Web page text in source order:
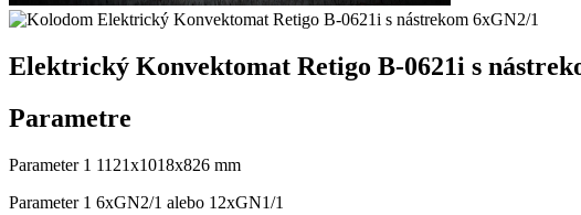
Elektrický Konvektomat Retigo B-0621i s
Parametre
Parameter 1 1121x1018x826 mm
Parameter 1 6xGN2/1 alebo 12xGN1/1